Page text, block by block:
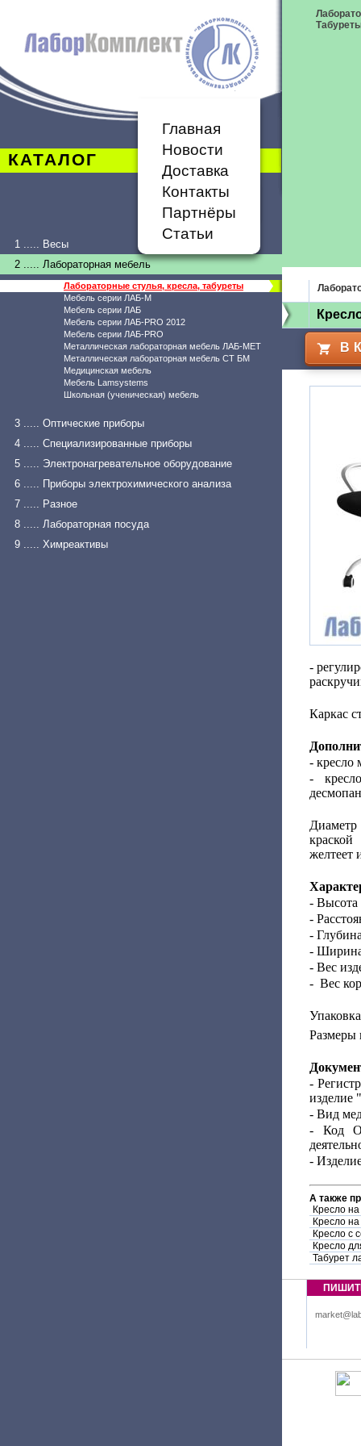
КАТАЛОГ
Главная
Новости
Доставка
Контакты
Партнёры
Статьи
1 ..... Весы
2 ..... Лабораторная мебель
Лабораторные стулья, кресла, табуреты
Мебель серии ЛАБ-М
Мебель серии ЛАБ
Мебель серии ЛАБ-PRO 2012
Мебель серии ЛАБ-PRO
Металлическая лабораторная мебель ЛАБ-МЕТ
Металлическая лабораторная мебель СТ БМ
Медицинская мебель
Мебель Lamsystems
Школьная (ученическая) мебель
3 ..... Оптические приборы
4 ..... Специализированные приборы
5 ..... Электронагревательное оборудование
6 ..... Приборы электрохимического анализа
7 ..... Разное
8 ..... Лабораторная посуда
9 ..... Химреактивы
В
-
Каркас
- кресло
-
Диаметр
желтеет
- Высота
-
-
-
- Вес
- Вес
Размеры
-
изделие
- Вид
- Код
-
А также
Кресло
Кресло
Кресло с
Кресло
Табурет